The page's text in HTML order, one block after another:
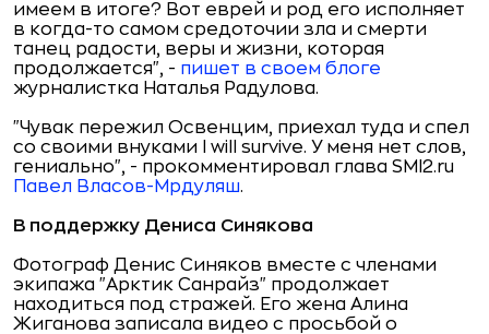
имеем в итоге? Вот еврей и род его исполняет
в когда-то самом средоточии зла и смерти
танец радости, веры и жизни, которая
продолжается", - пишет в своем блоге
журналистка Наталья Радулова.
"Чувак пережил Освенцим, приехал туда и спел
со своими внуками I will survive. У меня нет слов,
гениально", - прокомментировал глава SMI2.ru
Павел Власов-Мрдуляш.
В поддержку Дениса Синякова
Фотограф Денис Синяков вместе с членами
экипажа "Арктик Санрайз" продолжает
находиться под стражей. Его жена Алина
Жиганова записала видео с просьбой о